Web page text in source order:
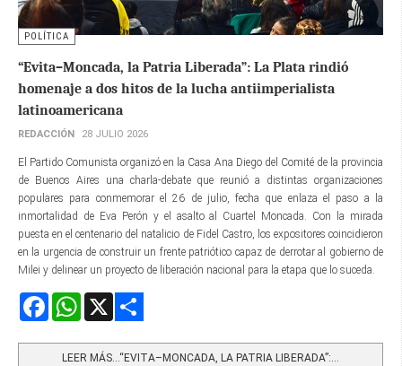
POLÍTICA
“Evita–Moncada, la Patria Liberada”: La Plata rindió
homenaje a dos hitos de la lucha antiimperialista
latinoamericana
REDACCIÓN 28 JULIO 2026
El Partido Comunista organizó en la Casa Ana Diego del Comité de la provincia
de Buenos Aires una charla-debate que reunió a distintas organizaciones
populares para conmemorar el 26 de julio, fecha que enlaza el paso a la
inmortalidad de Eva Perón y el asalto al Cuartel Moncada. Con la mirada
puesta en el centenario del natalicio de Fidel Castro, los expositores coincidieron
en la urgencia de construir un frente patriótico capaz de derrotar al gobierno de
Milei y delinear un proyecto de liberación nacional para la etapa que lo suceda.
FacebookWhatsApp
LEER MÁS…“EVITA–MONCADA, LA PATRIA LIBERADA”:...